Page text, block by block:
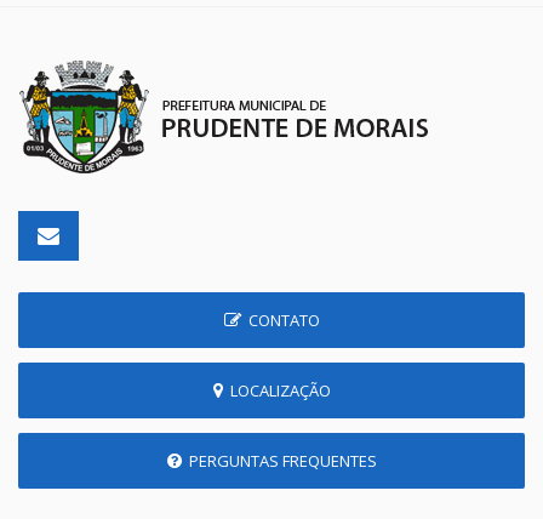
CONTATO
LOCALIZAÇÃO
PERGUNTAS FREQUENTES